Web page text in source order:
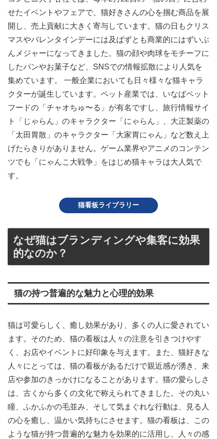
せたイベントやフェアで、猫好きさんの心を掴む商品を展
開し、売上貢献に大きく寄与しています。猫の日もクリス
マスやバレンタインデーには及ばずとも商業的にはずいぶ
んメジャーになってきました。猫の顔や肉球をモチーフに
したパンやお菓子など、SNSでの情報拡散により人気を
集めています。 一般企業においても日々様々な猫キャラ
クターが誕生しています。ペット産業では、いなばペット
フードの「チャオちゅ〜る」が有名ですし、旅行情報サイ
ト「じゃらん」のキャラクター「にゃらん」、大正製薬の
「太田胃散」のキャラクター「大家胃にゃん」など数え上
げたらきりがありません。ゲーム業界やアニメのコンテン
ツでも「にゃんこ大戦争」をはじめ猫キャラは大人気で
す。
猫看板ライブラリー
なぜ猫はブランディングや集客に効果
的なのか？
猫の持つ普遍的な魅力と心理的効果
猫は可愛らしく、癒し効果があり、多くの人に愛されてい
ます。そのため、猫の看板は人々の注意を引きつけやす
く、お店やイベントに好印象を与えます。また、猫好きな
人々にとっては、猫の看板があるだけで親近感が湧き、来
店や参加のきっかけになることがあります。猫の愛らしさ
は、古くから多くの文化で称えられてきました。その丸い
瞳、ふかふかの毛並み、そして気まぐれな行動は、見る人
の心を癒し、温かい気持ちにさせます。猫の看板は、この
ような猫が持つ普遍的な魅力を効果的に活用し、人々の感